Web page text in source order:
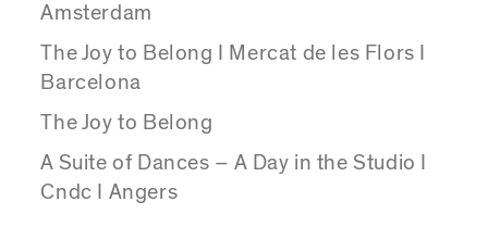
Amsterdam
The Joy to Belong I Mercat de les Flors I
Barcelona
The Joy to Belong
A Suite of Dances – A Day in the Studio I
Cndc I Angers